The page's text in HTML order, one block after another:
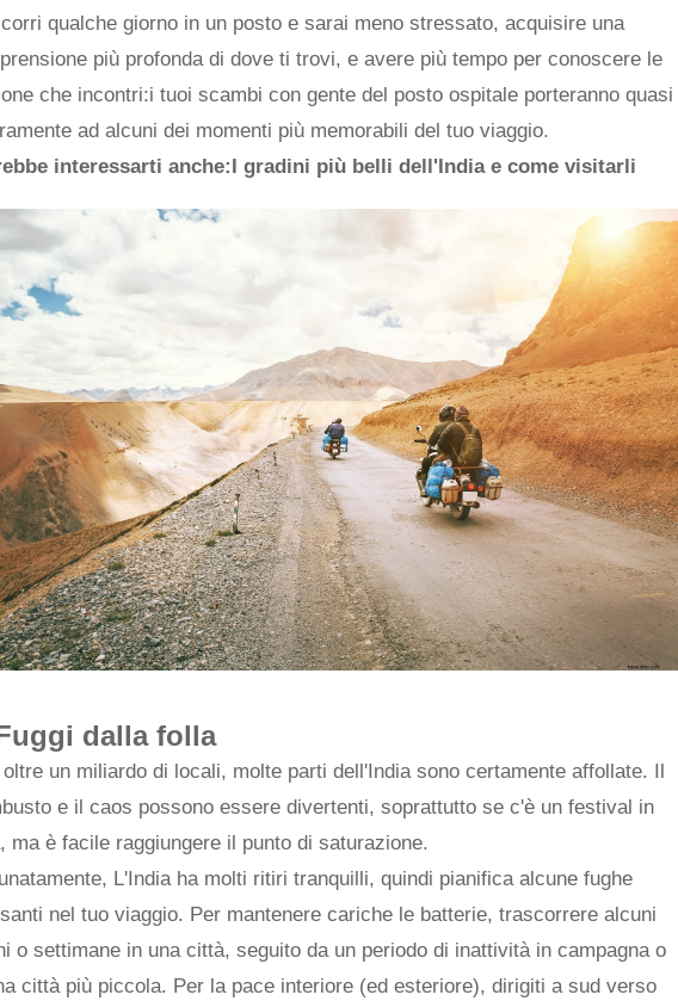
qualche giorno in un posto e sarai meno stressato, acquisire una
più profonda di dove ti trovi, e avere più tempo per conoscere le
che incontri:i tuoi scambi con gente del posto ospitale porteranno quasi
ad alcuni dei momenti più memorabili del tuo viaggio.
interessarti anche:I gradini più belli dell'India e come visitarli
dalla folla
oltre un miliardo di locali, molte parti dell'India sono certamente affollate. Il
e il caos possono essere divertenti, soprattutto se c'è un festival in
ma è facile raggiungere il punto di saturazione.
L'India ha molti ritiri tranquilli, quindi pianifica alcune fughe
nel tuo viaggio. Per mantenere cariche le batterie, trascorrere alcuni
o settimane in una città, seguito da un periodo di inattività in campagna o
città più piccola. Per la pace interiore (ed esteriore), dirigiti a sud verso